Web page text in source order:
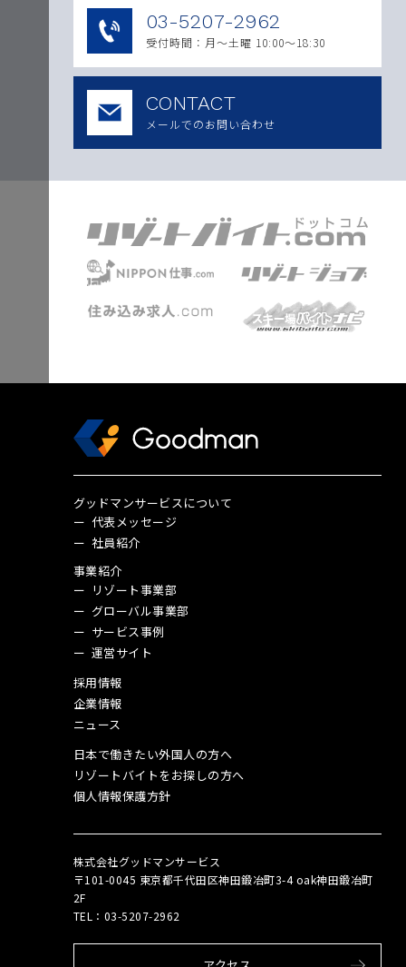
03-5207-2962
受付時間：月〜土曜 10:00～18:30
CONTACT
メールでのお問い合わせ
グッドマンサービスについて
代表メッセージ
社員紹介
事業紹介
リゾート事業部
グローバル事業部
サービス事例
運営サイト
採用情報
企業情報
ニュース
日本で働きたい外国人の方へ
リゾートバイトをお探しの方へ
個人情報保護方針
株式会社グッドマンサービス
〒101-0045 東京都千代田区神田鍛冶町3-4 oak神田鍛冶町
2F
TEL：03‑5207‑2962